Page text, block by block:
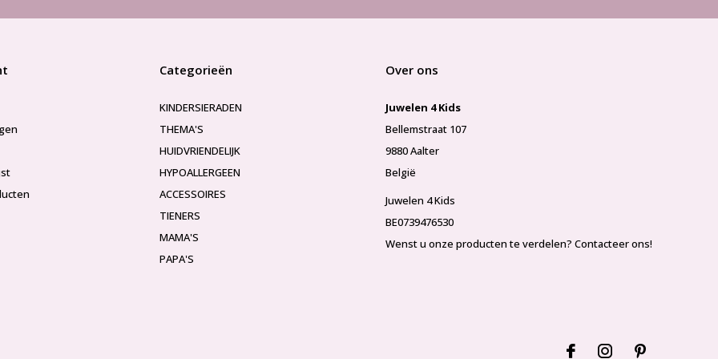
Categorieën
KINDERSIERADEN
THEMA'S
HUIDVRIENDELIJK
HYPOALLERGEEN
ACCESSOIRES
TIENERS
MAMA'S
PAPA'S
Over ons
Juwelen 4 Kids
Bellemstraat 107
9880 Aalter
België
Juwelen 4 Kids
BE0739476530
Wenst u onze producten te verdelen? Contacteer ons!